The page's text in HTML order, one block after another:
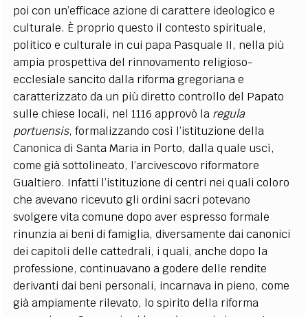
poi con un’efficace azione di carattere ideologico e
culturale. È proprio questo il contesto spirituale,
politico e culturale in cui papa Pasquale II, nella più
ampia prospettiva del rinnovamento religioso-
ecclesiale sancito dalla riforma gregoriana e
caratterizzato da un più diretto controllo del Papato
sulle chiese locali, nel 1116 approvò la regula
portuensis, formalizzando così l’istituzione della
Canonica di Santa Maria in Porto, dalla quale uscì,
come già sottolineato, l’arcivescovo riformatore
Gualtiero. Infatti l’istituzione di centri nei quali coloro
che avevano ricevuto gli ordini sacri potevano
svolgere vita comune dopo aver espresso formale
rinunzia ai beni di famiglia, diversamente dai canonici
dei capitoli delle cattedrali, i quali, anche dopo la
professione, continuavano a godere delle rendite
derivanti dai beni personali, incarnava in pieno, come
già ampiamente rilevato, lo spirito della riforma